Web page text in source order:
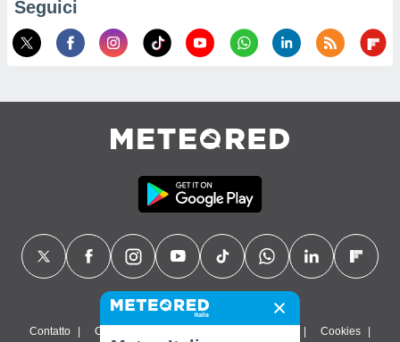
Seguici
Contatto Chi siamo Cookies